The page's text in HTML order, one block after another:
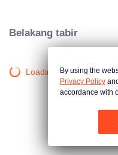
Belakang tabir
Loading…By using the
Privacy Policy
accordance with